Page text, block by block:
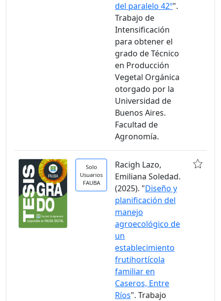
del paralelo 42º".
Trabajo de
Intensificación
para obtener el
grado de Técnico
en Producción
Vegetal Orgánica
otorgado por la
Universidad de
Buenos Aires.
Facultad de
Agronomía.
Solo
Usuarios
FAUBA
Racigh Lazo,
Emiliana Soledad.
(2025). "Diseño y
planificación del
manejo
agroecológico de
un
establecimiento
frutihortícola
familiar en
Caseros, Entre
Ríos". Trabajo